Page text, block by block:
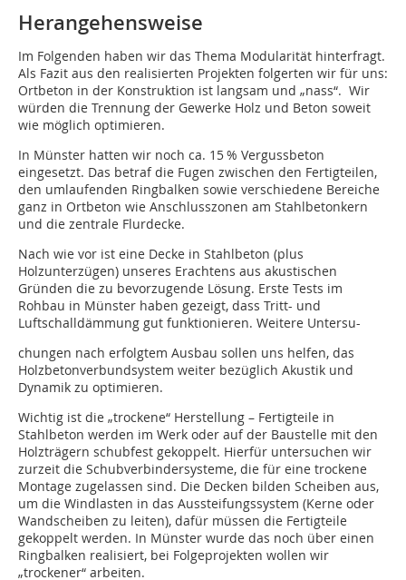
Herangehensweise
Im Folgenden haben wir das Thema Modularität hinterfragt.
Als Fazit aus den realisierten Projekten folgerten wir für uns:
Ortbeton in der Konstruktion ist langsam und „nass“. Wir
würden die Trennung der Gewerke Holz und Beton soweit
wie möglich optimieren.
In Münster hatten wir noch ca. 15 % Vergussbeton
eingesetzt. Das betraf die Fugen zwischen den Fertigteilen,
den umlaufenden Ringbalken sowie verschiedene Bereiche
ganz in Ortbeton wie Anschlusszonen am Stahlbetonkern
und die zentrale Flurdecke.
Nach wie vor ist eine Decke in Stahlbeton (plus
Holzunterzügen) unseres Erachtens aus akustischen
Gründen die zu bevorzugende Lösung. Erste Tests im
Rohbau in Münster haben gezeigt, dass Tritt- und
Luftschalldämmung gut funktionieren. Weitere Untersu-
chungen nach erfolgtem Ausbau sollen uns helfen, das
Holzbetonverbundsystem weiter bezüglich Akustik und
Dynamik zu optimieren.
Wichtig ist die „trockene“ Herstellung – Fertigteile in
Stahlbeton werden im Werk oder auf der Baustelle mit den
Holzträgern schubfest gekoppelt. Hierfür untersuchen wir
zurzeit die Schubverbindersysteme, die für eine trockene
Montage zugelassen sind. Die Decken bilden Scheiben aus,
um die Windlasten in das Aussteifungssystem (Kerne oder
Wandscheiben zu leiten), dafür müssen die Fertigteile
gekoppelt werden. In Münster wurde das noch über einen
Ringbalken realisiert, bei Folgeprojekten wollen wir
„trockener“ arbeiten.